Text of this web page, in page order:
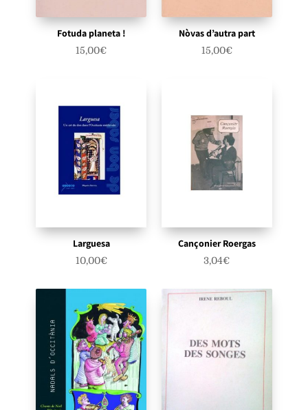
Fotuda planeta !
15,00€
Nòvas d’autra part
15,00€
Larguesa
10,00€
Cançonier Roergas
3,04€